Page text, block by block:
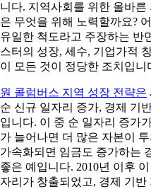
니다. 지역사회를 위한 올바
은 무엇을 위해 노력할까요?
유일한 척도라고 주장하는 반
스터의 성장, 세수, 기업가적
이 모든 것이 정당한 조치입니
원 콜럼버스 지역 성장 전략은
순 신규 일자리 증가, 경제 기
입니다. 이 중 순 일자리 증가
가 늘어나면 더 많은 자본이
가속화되면 임금도 증가하는
좋은 예입니다. 2010년 이후
자리가 창출되었고, 경제 기